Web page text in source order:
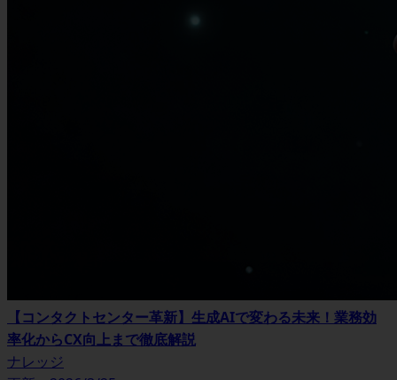
【コンタクトセンター革新】生成AIで変わる未来！業務効
率化からCX向上まで徹底解説
ナレッジ